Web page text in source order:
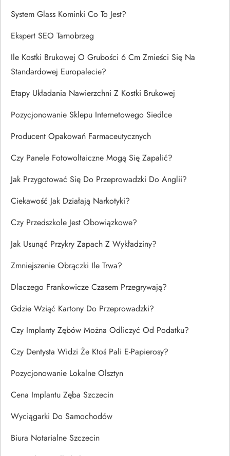
System Glass Kominki Co To Jest?
Ekspert SEO Tarnobrzeg
Ile Kostki Brukowej O Grubości 6 Cm Zmieści Się Na
Standardowej Europalecie?
Etapy Układania Nawierzchni Z Kostki Brukowej
Pozycjonowanie Sklepu Internetowego Siedlce
Producent Opakowań Farmaceutycznych
Czy Panele Fotowoltaiczne Mogą Się Zapalić?
Jak Przygotować Się Do Przeprowadzki Do Anglii?
Ciekawość Jak Działają Narkotyki?
Czy Przedszkole Jest Obowiązkowe?
Jak Usunąć Przykry Zapach Z Wykładziny?
Zmniejszenie Obrączki Ile Trwa?
Dlaczego Frankowicze Czasem Przegrywają?
Gdzie Wziąć Kartony Do Przeprowadzki?
Czy Implanty Zębów Można Odliczyć Od Podatku?
Czy Dentysta Widzi Że Ktoś Pali E-Papierosy?
Pozycjonowanie Lokalne Olsztyn
Cena Implantu Zęba Szczecin
Wyciągarki Do Samochodów
Biura Notarialne Szczecin